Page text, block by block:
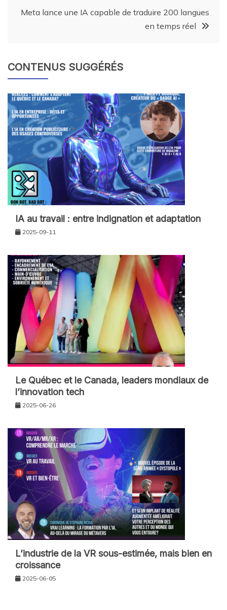
Meta lance une IA capable de traduire 200 langues
en temps réel
CONTENUS SUGGÉRÉS
IA au travail : entre indignation et adaptation
2025-09-11
Le Québec et le Canada, leaders mondiaux de
l’innovation tech
2025-06-26
L’industrie de la VR sous-estimée, mais bien en
croissance
2025-06-05